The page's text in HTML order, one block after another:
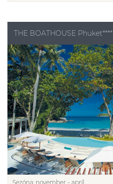
THE BOATHOUSE Phuket****
Sezóna: november - apríl